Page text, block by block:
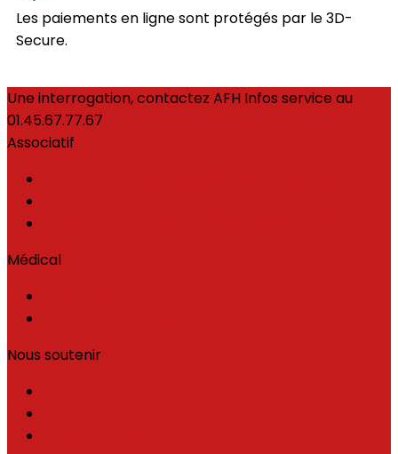
Les paiements en ligne sont protégés par le 3D-
Secure.
Une interrogation, contactez AFH Infos service au
01.45.67.77.67
Associatif
Médical
Nous soutenir